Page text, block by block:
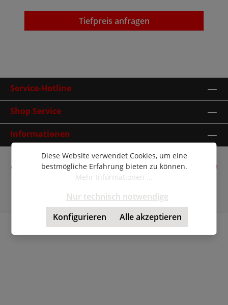
Tiefpreis anfragen
Service-Hotline
Shop Service
Informationen
Alle Preise inkl. gesetzl. Mehrwertsteuer zzgl.Versandkosten
und ggf. Nachnahmegebühren, wenn nicht anders
© Copyright 2026 | Shopware Theme byRH-Webdesign
Diese Website verwendet Cookies, um eine
bestmögliche Erfahrung bieten zu können.
Mehr Informationen ...
Nur technisch notwendige
Konfigurieren
Alle akzeptieren